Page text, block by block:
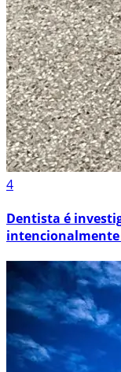
4
Dentista é
intencionalmente